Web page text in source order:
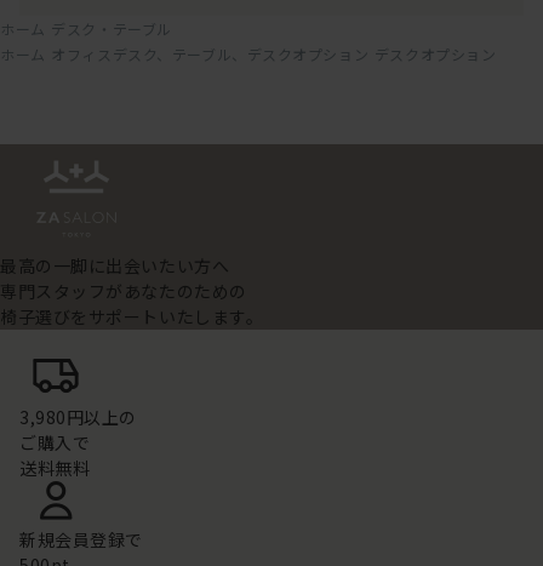
ホーム デスク・テーブル
ホーム
オフィスデスク、テーブル、デスクオプション デスクオプション
最高の一脚に出会いたい方へ
専門スタッフがあなたのための
椅子選びをサポートいたします。
3,980円以上の
ご購入で
送料無料
新規会員登録で